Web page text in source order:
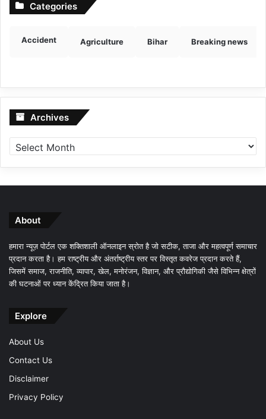
Categories
Accident Agriculture Bihar Breaking news
Archives Archives
About
हमारा न्यूज़ पोर्टल एक शक्तिशाली ऑनलाइन स्रोत है जो सटीक, ताजा और महत्वपूर्ण समाचार
प्रदान करता है। हम राष्ट्रीय और अंतर्राष्ट्रीय स्तर पर विस्तृत कवरेज प्रदान करते हैं,
जिसमें समाज, राजनीति, व्यापार, खेल, मनोरंजन, विज्ञान, और प्रौद्योगिकी जैसे विभिन्न क्षेत्रों
की घटनाओं पर ध्यान केंद्रित किया जाता है।
Explore
About Us
Contact Us
Disclaimer
Privacy Policy